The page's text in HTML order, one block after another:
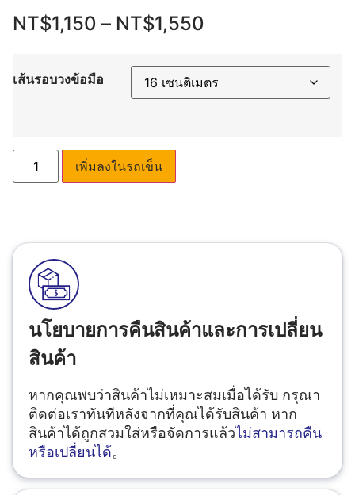
NT$1,150 – NT$1,550
เส้นรอบวงข้อมือ
เพิ่มลงในรถเข็น
นโยบายการคืนสินค้าและการเปลี่ยน
สินค้า
หากคุณพบว่าสินค้าไม่เหมาะสมเมื่อได้รับ กรุณา
ติดต่อเราทันทีหลังจากที่คุณได้รับสินค้า หาก
สินค้าได้ถูกสวมใส่หรือจัดการแล้วไม่สามารถคืน
หรือเปลี่ยนได้。